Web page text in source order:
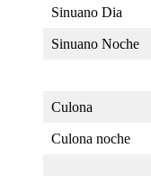
Sinuano Dia
Sinuano Noche
Culona
Culona noche